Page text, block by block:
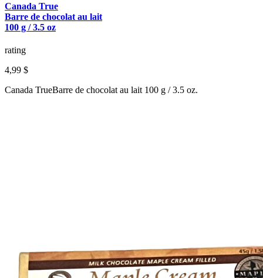
Canada True
Barre de chocolat au lait
100 g / 3.5 oz
rating
4,99 $
Canada TrueBarre de chocolat au lait 100 g / 3.5 oz.